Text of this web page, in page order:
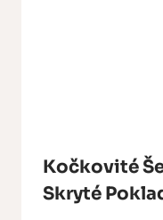
Kočkovité
Skryté